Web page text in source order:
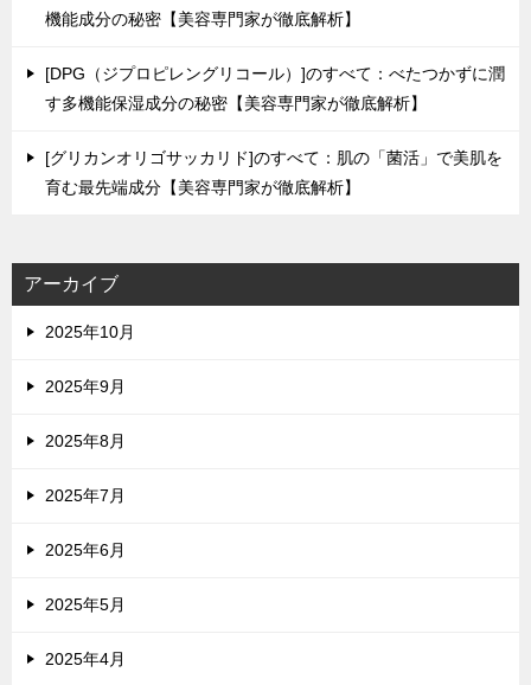
機能成分の秘密【美容専門家が徹底解析】
[DPG（ジプロピレングリコール）]のすべて：べたつかずに潤
す多機能保湿成分の秘密【美容専門家が徹底解析】
[グリカンオリゴサッカリド]のすべて：肌の「菌活」で美肌を
育む最先端成分【美容専門家が徹底解析】
アーカイブ
2025年10月
2025年9月
2025年8月
2025年7月
2025年6月
2025年5月
2025年4月